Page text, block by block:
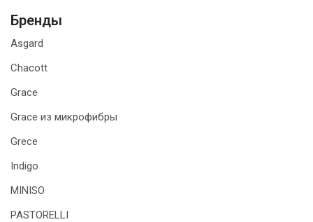
Бренды
Asgard
Chacott
Grace
Grace из микрофибры
Grece
Indigo
MINISO
PASTORELLI